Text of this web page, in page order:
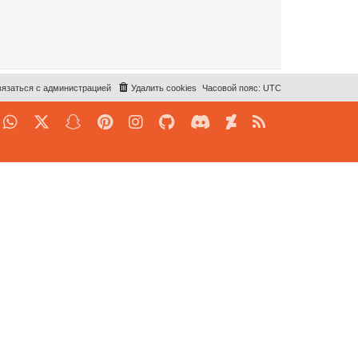
Часовой пояс: UTC
Удалить cookies
с администрацией